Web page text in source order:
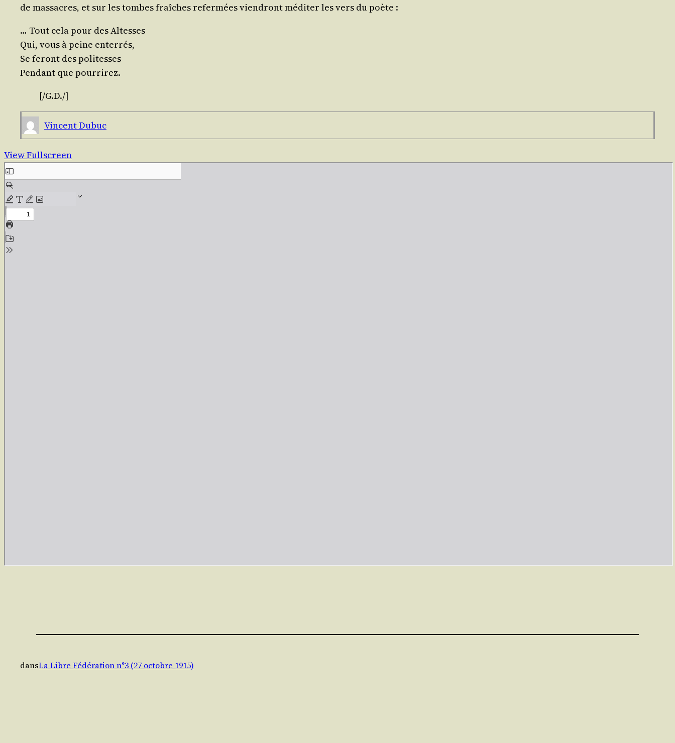
de mas­sacres, et sur les tombes fraîches refer­mées vien­dront médi­ter les vers du poète :
… Tout cela pour des Altesses
Qui, vous à peine enterrés,
Se feront des politesses
Pen­dant que pourrirez.
[/G.D./]
Vincent Dubuc
View Fullscreen
dansLa Libre Fédération n°3 (27 octobre 1915)